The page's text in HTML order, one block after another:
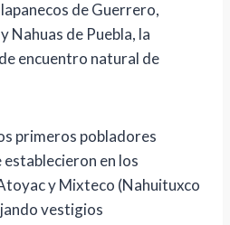
de Guerrero,
Nahuas de Puebla, la
encuentro natural de
primeros pobladores
en los
y Mixteco (Nahuituxco
vestigios